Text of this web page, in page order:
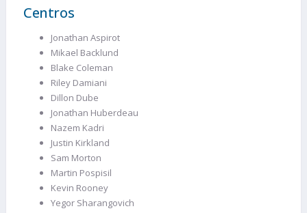
Centros
Jonathan Aspirot
Mikael Backlund
Blake Coleman
Riley Damiani
Dillon Dube
Jonathan Huberdeau
Nazem Kadri
Justin Kirkland
Sam Morton
Martin Pospisil
Kevin Rooney
Yegor Sharangovich